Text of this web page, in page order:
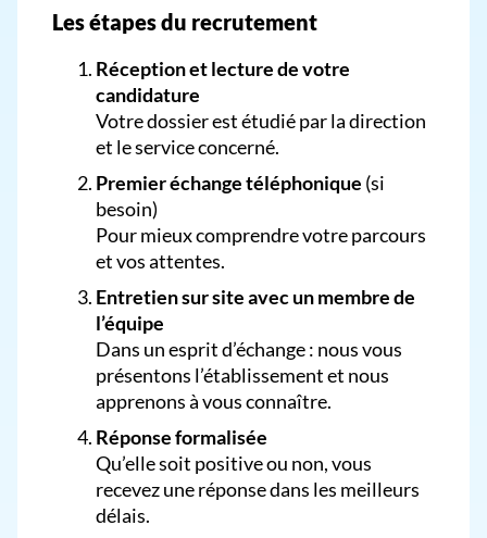
Les étapes du recrutement
Réception et lecture de votre
candidature
Votre dossier est étudié par la direction
et le service concerné.
Premier échange téléphonique (si
besoin)
Pour mieux comprendre votre parcours
et vos attentes.
Entretien sur site avec un membre de
l’équipe
Dans un esprit d’échange : nous vous
présentons l’établissement et nous
apprenons à vous connaître.
Réponse formalisée
Qu’elle soit positive ou non, vous
recevez une réponse dans les meilleurs
délais.